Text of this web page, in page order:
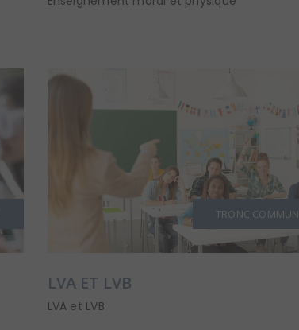
TRONC COMMUN
LVA ET LVB
LVA et LVB